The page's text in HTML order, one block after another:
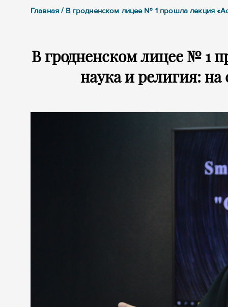
Главная / В гродненском лицее № 1 прошла лекция
В гродненском лицее № 1
наука и религия: